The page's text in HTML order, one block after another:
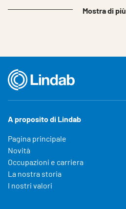
Mostra di più
A proposito di Lindab
Pagina principale
Novità
Occupazioni e carriera
La nostra storia
I nostri valori